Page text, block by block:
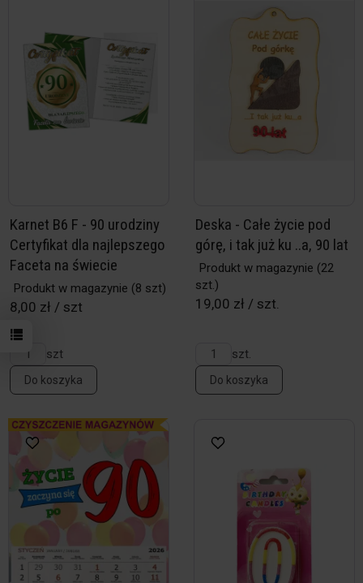
Karnet B6 F - 90 urodziny
Certyfikat dla najlepszego
Faceta na świecie
Produkt w magazynie (8 szt)
8,00 zł / szt
szt
Do koszyka
Deska - Całe życie pod
górę, i tak już ku ..a, 90 lat
Produkt w magazynie (22
szt.)
19,00 zł / szt.
szt.
Do koszyka